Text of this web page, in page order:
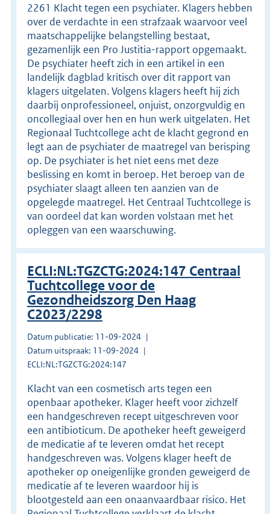
2261 Klacht tegen een psychiater. Klagers hebben
over de verdachte in een strafzaak waarvoor veel
maatschappelijke belangstelling bestaat,
gezamenlijk een Pro Justitia-rapport opgemaakt.
De psychiater heeft zich in een artikel in een
landelijk dagblad kritisch over dit rapport van
klagers uitgelaten. Volgens klagers heeft hij zich
daarbij onprofessioneel, onjuist, onzorgvuldig en
oncollegiaal over hen en hun werk uitgelaten. Het
Regionaal Tuchtcollege acht de klacht gegrond en
legt aan de psychiater de maatregel van berisping
op. De psychiater is het niet eens met deze
beslissing en komt in beroep. Het beroep van de
psychiater slaagt alleen ten aanzien van de
opgelegde maatregel. Het Centraal Tuchtcollege is
van oordeel dat kan worden volstaan met het
opleggen van een waarschuwing.
ECLI:NL:TGZCTG:2024:147 Centraal
Tuchtcollege voor de
Gezondheidszorg Den Haag
C2023/2298
Datum publicatie: 11-09-2024
Datum uitspraak: 11-09-2024
ECLI:NL:TGZCTG:2024:147
Klacht van een cosmetisch arts tegen een
openbaar apotheker. Klager heeft voor zichzelf
een handgeschreven recept uitgeschreven voor
een antibioticum. De apotheker heeft geweigerd
de medicatie af te leveren omdat het recept
handgeschreven was. Volgens klager heeft de
apotheker op oneigenlijke gronden geweigerd de
medicatie af te leveren waardoor hij is
blootgesteld aan een onaanvaardbaar risico. Het